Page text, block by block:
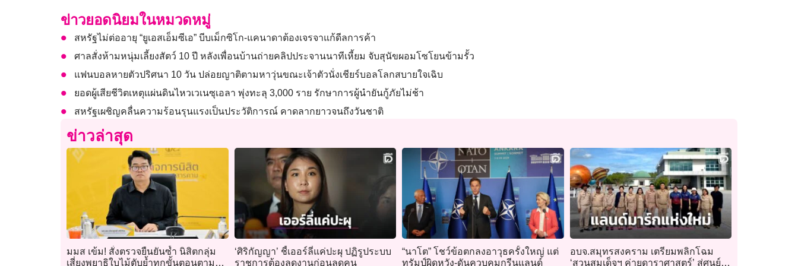
ข่าวยอดนิยมในหมวดหมู่
สหรัฐไม่ต่ออายุ “ยูเอสเอ็มซีเอ” บีบเม็กซิโก-แคนาดาต้องเจรจาแก้ดีลการค้า
ศาลสั่งห้ามหนุ่มเลี้ยงสัตว์ 10 ปี หลังเพื่อนบ้านถ่ายคลิปประจานนาทีเหี้ยม จับสุนัขผอมโซโยนข้ามรั้ว
แฟนบอลหายตัวปริศนา 10 วัน ปล่อยญาติตามหาวุ่นขณะเจ้าตัวนั่งเชียร์บอลโลกสบายใจเฉิบ
ยอดผู้เสียชีวิตเหตุแผ่นดินไหวเวเนซุเอลา พุ่งทะลุ 3,000 ราย รักษาการผู้นำยันกู้ภัยไม่ช้า
สหรัฐเผชิญคลื่นความร้อนรุนแรงเป็นประวัติการณ์ คาดลากยาวจนถึงวันชาติ
ข่าวล่าสุด
มมส เข้ม! สั่งตรวจยืนยันซ้ำ นิสิตกลุ่ม
เสี่ยงพยาธิใบไม้ตับย้ำทุกขั้นตอนตาม
‘ศิริกัญญา’ ชี้เออร์ลี่แค่ปะผุ ปฏิรูประบบ
“นาโต” โชว์ข้อตกลงอาวุธครั้งใหญ่ แต่
ทรัมป์ผิดหวัง-ดันควบคุมกรีนแลนด์
อบจ.สมุทรสงคราม เตรียมพลิกโฉม
‘สวนสมเด็จฯ ค่ายดาราศาสตร์’ สู่ศูนย์